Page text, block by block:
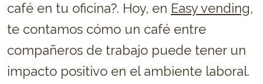
café en tu oficina?. Hoy, en Easy vending,
te contamos cómo un café entre
compañeros de trabajo puede tener un
impacto positivo en el ambiente laboral.